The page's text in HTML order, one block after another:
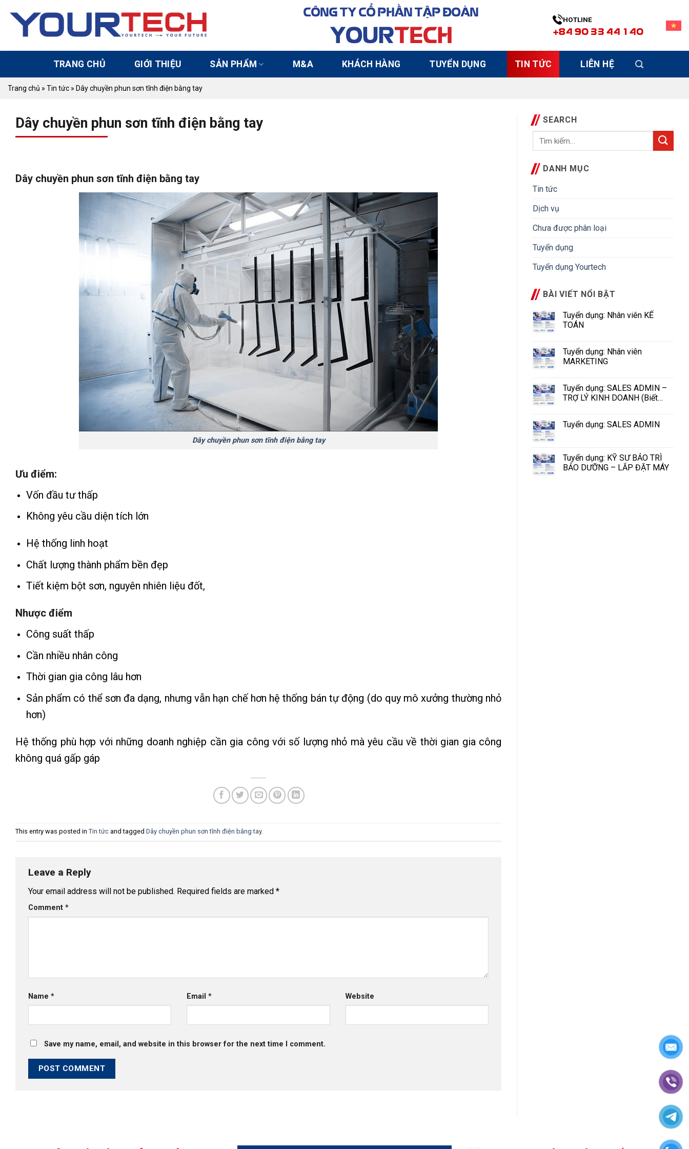
CÔNG TY CỔ PHẦN TẬP ĐOÀN
YOURTECH HOTLINE
+84 90 33 44 140
TRANG CHỦ GIỚI THIỆU SẢN PHẨM M&A KHÁCH HÀNG TUYỂN DỤNG TIN TỨC LIÊN HỆ
Trang chủ » Tin tức » Dây chuyền phun sơn tĩnh điện bằng tay
Dây chuyền phun sơn tĩnh điện bằng tay
Dây chuyền phun sơn tĩnh điện bằng tay
Dây chuyền phun sơn tĩnh điện bằng tay
Ưu điểm:
Vốn đầu tư thấp
Không yêu cầu diện tích lớn
Hệ thống linh hoạt
Chất lượng thành phẩm bền đẹp
Tiết kiệm bột sơn, nguyên nhiên liệu đốt,
Nhược điểm
Công suất thấp
Cần nhiều nhân công
Thời gian gia công lâu hơn
Sản phẩm có thể sơn đa dạng, nhưng vẫn hạn chế hơn hệ thống bán tự động (do quy mô xưởng thường nhỏ
hơn)
Hệ thống phù hợp với những doanh nghiệp cần gia công với số lượng nhỏ mà yêu cầu về thời gian gia công
không quá gấp gáp
This entry was posted in Tin tức and tagged Dây chuyền phun sơn tĩnh điện bằng tay.
Leave a Reply
Your email address will not be published. Required fields are marked *
Comment *
Name * Email* Website
Save my name, email, and website in this browser for the next time I comment.
SEARCH
DANH MỤC
Tin tức
Dịch vụ
Chưa được phân loại
Tuyển dụng
Tuyển dụng Yourtech
BÀI VIẾT NỔI BẬT
Tuyển dụng: Nhân viên KẾ
TOÁN
Tuyển dụng: Nhân viên
MARKETING
Tuyển dụng: SALES ADMIN –
TRỢ LÝ KINH DOANH (Biết
Tuyển dụng: SALES ADMIN
Tuyển dụng: KỸ SƯ BẢO TRÌ
BẢO DƯỠNG – LẮP ĐẶT MÁY